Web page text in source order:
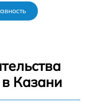
Казани